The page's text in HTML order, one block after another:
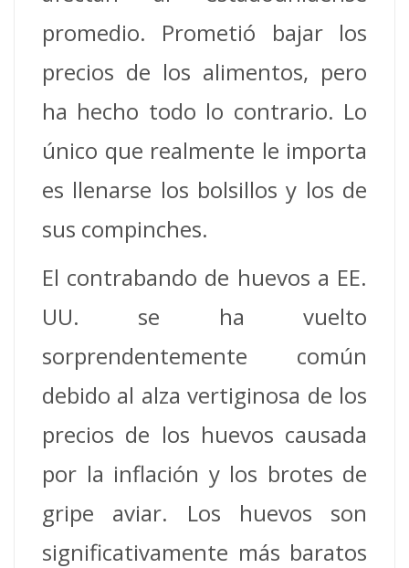
promedio. Prometió bajar los
precios de los alimentos, pero
ha hecho todo lo contrario. Lo
único que realmente le importa
es llenarse los bolsillos y los de
sus compinches.
El contrabando de huevos a EE.
UU. se ha vuelto
sorprendentemente común
debido al alza vertiginosa de los
precios de los huevos causada
por la inflación y los brotes de
gripe aviar. Los huevos son
significativamente más baratos